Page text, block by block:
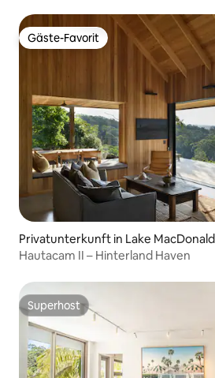
Gäste-Favorit
Gäste-Favorit
Privatunterkunft in Lake MacDonald
Hautacam II – Hinterland Haven
Superhost
Superhost